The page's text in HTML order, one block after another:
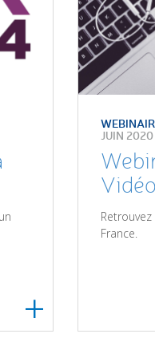
JUIN 2020
France.